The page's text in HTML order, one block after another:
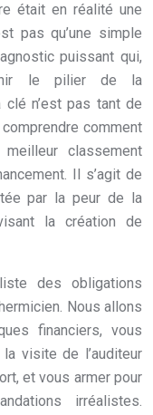
était en réalité une
pas qu’une simple
puissant qui,
le pilier de la
n’est pas tant de
comment
classement
Il s’agit de
par la peur de la
la création de
des obligations
Nous allons
financiers, vous
visite de l’auditeur
et vous armer pour
irréalistes.